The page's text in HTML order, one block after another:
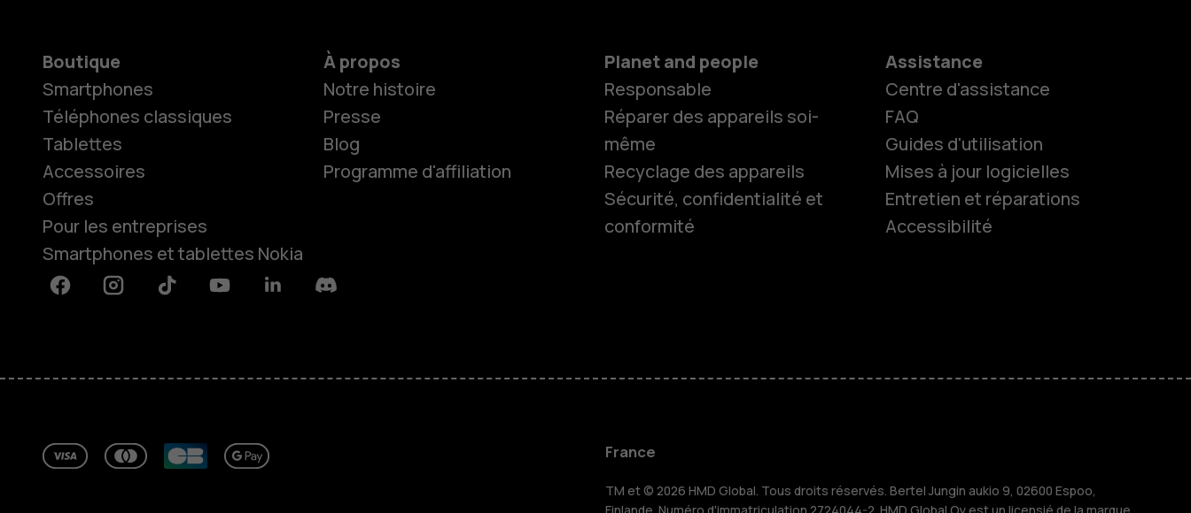
Smartphones
Pour les entreprises
À propos
Boutique
Smartphones
Téléphones classiques
Tablettes
Accessoires
Offres
Pour les entreprises
Smartphones et tablettes Nokia
À propos
Notre histoire
Presse
Blog
Programme d'affiliation
Planet and people
Responsable
Réparer des appareils soi-
même
Recyclage des appareils
Sécurité, confidentialité et
conformité
Assistance
Centre d'assistance
FAQ
Guides d'utilisation
Mises à jour logicielles
Entretien et réparations
Accessibilité
FacebookInstagramTiktok YoutubeLinkedinDiscord
France
TM et © 2026 HMD Global. Tous droits réservés. Bertel Jungin aukio 9, 02600 Espoo,
Finlande. Numéro d'immatriculation 2724044-2. HMD Global Oy est un licensié de la marque